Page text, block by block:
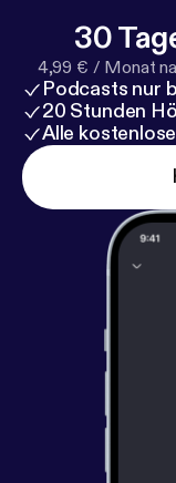
30
4,99 € / Monat
Podcasts nur
20 Stunden
Alle